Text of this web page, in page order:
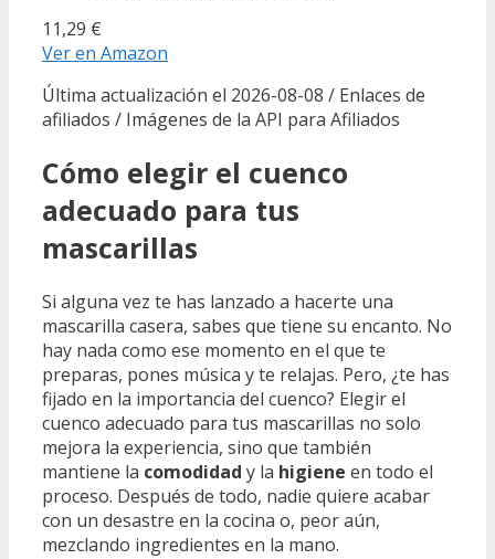
11,29 €
Ver en Amazon
Última actualización el 2026-08-08 / Enlaces de
afiliados / Imágenes de la API para Afiliados
Cómo elegir el cuenco
adecuado para tus
mascarillas
Si alguna vez te has lanzado a hacerte una
mascarilla casera, sabes que tiene su encanto. No
hay nada como ese momento en el que te
preparas, pones música y te relajas. Pero, ¿te has
fijado en la importancia del cuenco? Elegir el
cuenco adecuado para tus mascarillas no solo
mejora la experiencia, sino que también
mantiene la comodidad y la higiene en todo el
proceso. Después de todo, nadie quiere acabar
con un desastre en la cocina o, peor aún,
mezclando ingredientes en la mano.